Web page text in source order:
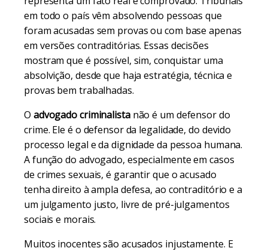
em todo o país vêm absolvendo pessoas que
foram acusadas sem provas ou com base apenas
em versões contraditórias. Essas decisões
mostram que é possível, sim, conquistar uma
absolvição, desde que haja estratégia, técnica e
provas bem trabalhadas.
O advogado criminalistanão é um defensor do
crime. Ele é o defensor da legalidade, do devido
processo legal e da dignidade da pessoa humana.
A função do advogado, especialmente em casos
de crimes sexuais, é garantir que o acusado
tenha direito à ampla defesa, ao contraditório e a
um julgamento justo, livre de pré-julgamentos
sociais e morais.
Muitos inocentes são acusados injustamente. E